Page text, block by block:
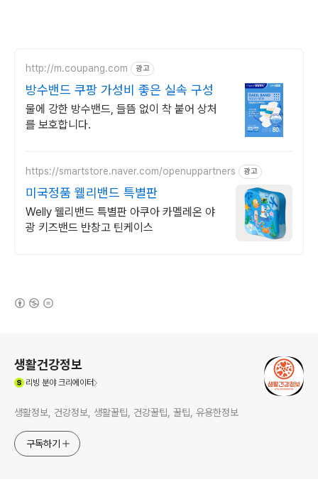
http://m.coupang.com 광고
방수밴드 쿠팡 가성비 좋은 실속 구성
물에 강한 방수밴드, 들뜸 없이 착 붙어 상처
를 보호합니다.
https://smartstore.naver.com/openuppartners 광고
미국정품 웰리밴드 특별판
Welly 웰리밴드 특별판 아쿠아 카멜레온 야
광 키즈밴드 반창고 틴케이스
생활건강정보
리빙 분야 크리에이터
생활정보, 건강정보, 생활꿀팁, 건강꿀팁, 꿀팁, 유용한정보
구독하기